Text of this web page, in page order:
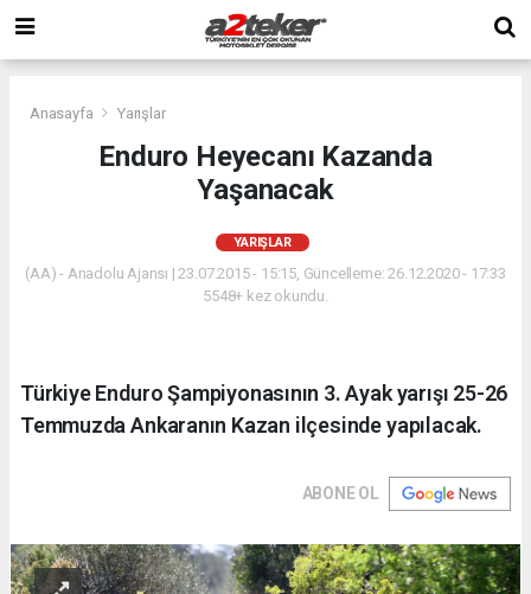
Anasayfa Yarışlar
Enduro Heyecanı Kazanda
Yaşanacak
YARIŞLAR
(AA) - Anadolu Ajansı | 23.07.2015 - 15:15, Güncelleme: 26.12.2020 - 17:33
5548+ kez okundu.
Türkiye Enduro Şampiyonasının 3. Ayak yarışı 25-26
Temmuzda Ankaranın Kazan ilçesinde yapılacak.
ABONE OL